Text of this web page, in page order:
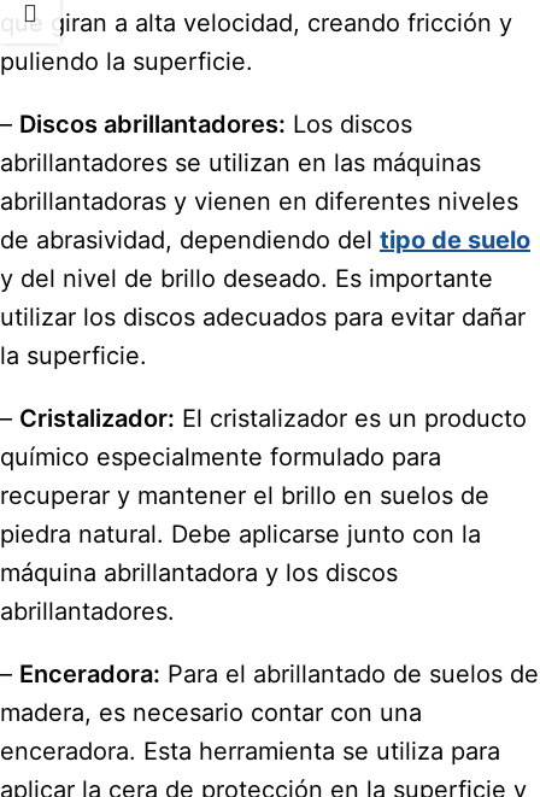
que giran a alta velocidad, creando fricción y
puliendo la superficie.
– Discos abrillantadores: Los discos
abrillantadores se utilizan en las máquinas
abrillantadoras y vienen en diferentes niveles
de abrasividad, dependiendo del tipo de suelo
y del nivel de brillo deseado. Es importante
utilizar los discos adecuados para evitar dañar
la superficie.
– Cristalizador: El cristalizador es un producto
químico especialmente formulado para
recuperar y mantener el brillo en suelos de
piedra natural. Debe aplicarse junto con la
máquina abrillantadora y los discos
abrillantadores.
– Enceradora: Para el abrillantado de suelos de
madera, es necesario contar con una
enceradora. Esta herramienta se utiliza para
aplicar la cera de protección en la superficie y